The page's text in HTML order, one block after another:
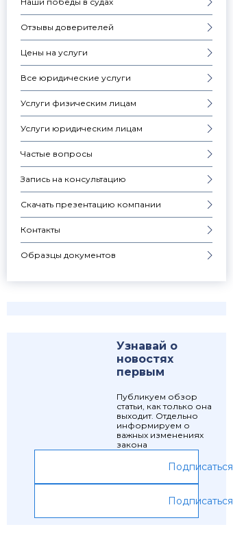
Отзывы доверителей
Цены на услуги
Все юридические услуги
Услуги физическим лицам
Услуги юридическим лицам
Частые вопросы
Запись на консультацию
Скачать презентацию компании
Контакты
Образцы документов
Узнавай о
новостях
первым
Публикуем обзор
статьи, как только она
выходит. Отдельно
информируем о
важных изменениях
закона
Подписаться
Подписаться